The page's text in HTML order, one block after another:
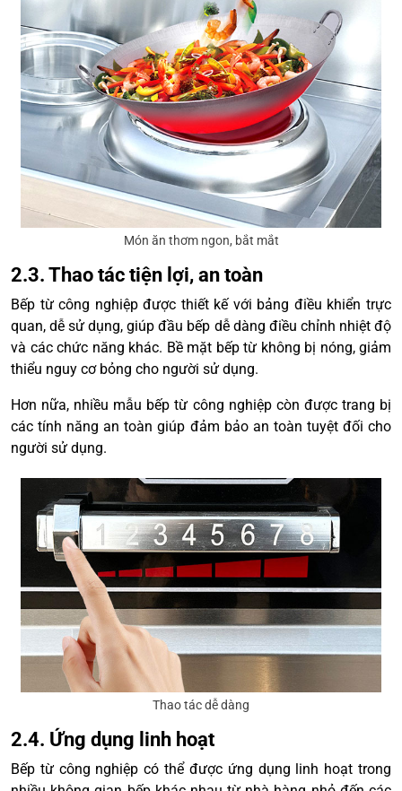
Món ăn thơm ngon, bắt mắt
2.3. Thao tác tiện lợi, an toàn
Bếp từ công nghiệp được thiết kế với bảng điều khiển trực
quan, dễ sử dụng, giúp đầu bếp dễ dàng điều chỉnh nhiệt độ
và các chức năng khác. Bề mặt bếp từ không bị nóng, giảm
thiểu nguy cơ bỏng cho người sử dụng.
Hơn nữa, nhiều mẫu bếp từ công nghiệp còn được trang bị
các tính năng an toàn giúp đảm bảo an toàn tuyệt đối cho
người sử dụng.
Thao tác dễ dàng
2.4. Ứng dụng linh hoạt
Bếp từ công nghiệp có thể được ứng dụng linh hoạt trong